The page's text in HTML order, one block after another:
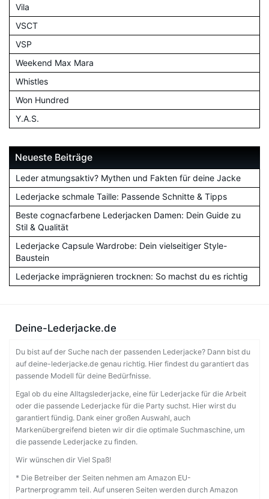
Vila
VSCT
VSP
Weekend Max Mara
Whistles
Won Hundred
Y.A.S.
Neueste Beiträge
Leder atmungsaktiv? Mythen und Fakten für deine Jacke
Lederjacke schmale Taille: Passende Schnitte & Tipps
Beste cognacfarbene Lederjacken Damen: Dein Guide zu
Stil & Qualität
Lederjacke Capsule Wardrobe: Dein vielseitiger Style-
Baustein
Lederjacke imprägnieren trocknen: So machst du es richtig
Deine-Lederjacke.de
Du bist auf der Suche nach der passenden Lederjacke? Dann bist du
auf deine-lederjacke.de genau richtig. Hier findest du garantiert das
passende Modell für deine Bedürfnisse.
Egal ob du eine Alltagslederjacke, eine für Lederjacke für die Arbeit
oder die passende Lederjacke für die Party suchst. Hier wirst du
garantiert fündig. Dank einer großen Auswahl, auch
Markenübergreifend bieten wir dir die optimale Suchmaschine, um
die passende Lederjacke zu finden.
Wir wünschen dir Viel Spaß!
* Die Betreiber der Seiten nehmen am Amazon EU-
Partnerprogramm teil. Auf unseren Seiten werden durch Amazon